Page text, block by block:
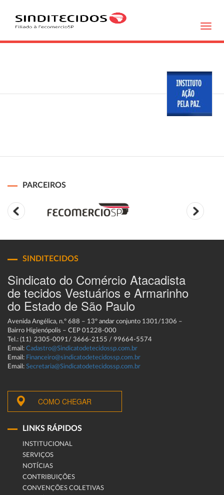
PARCEIROS
SINDITECIDOS
Sindicato do Comércio Atacadista
de tecidos Vestuários e Armarinho
do Estado de São Paulo
Avenida Angélica, n.º 688 – 13º andar conjunto 1301/1306 –
Bairro Higienópolis – CEP 01228-000
Tel.: (11) 2305-0091/ 3666-2155 / 99664-5574
Email: Cadastro@Sindicatodetecidossp.com.br
Email: Financeiro@sindicatodetecidossp.com.br
Email: Secretaria@Sindicatodetecidossp.com.br
COMO CHEGAR
LINKS RÁPIDOS
INSTITUCIONAL
SERVIÇOS
NOTÍCIAS
CONTRIBUIÇÕES
CONVENÇÕES COLETIVAS